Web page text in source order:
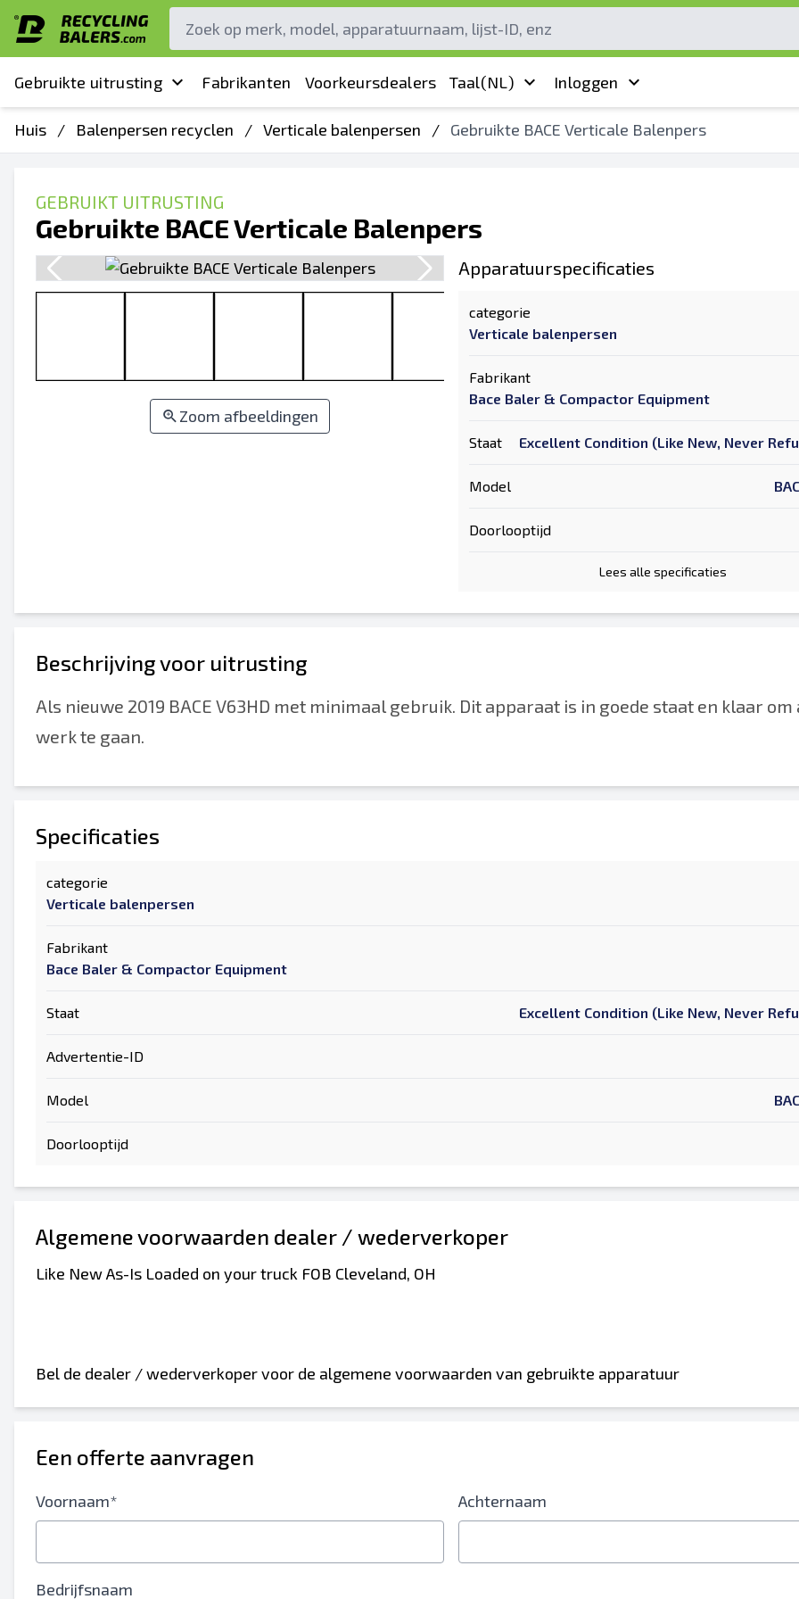
Gebruikte uitrusting Fabrikanten Voorkeursdealers Taal(NL) Inloggen
Huis / Balenpersen recyclen / Verticale balenpersen / Gebruikte BACE Verticale Balenpers
GEBRUIKT UITRUSTING
Gebruikte BACE Verticale Balenpers
Zoom afbeeldingen
Apparatuurspecificaties
categorie
Verticale balenpersen
Fabrikant
Bace Baler & Compactor Equipment
Staat Excellent Condition (Like New, Never
Model
Doorlooptijd
Lees alle specificaties
Beschrijving voor uitrusting
Als nieuwe 2019 BACE V63HD met minimaal gebruik. Dit apparaat is in goede staat en klaar om
werk te gaan.
Specificaties
categorie
Verticale balenpersen
Fabrikant
Bace Baler & Compactor Equipment
Staat Excellent Condition (Like New, Never
Advertentie-ID
Model
Doorlooptijd
Algemene voorwaarden dealer / wederverkoper
Like New As-Is Loaded on your truck FOB Cleveland, OH
Bel de dealer / wederverkoper voor de algemene voorwaarden van gebruikte apparatuur
Een offerte aanvragen
Voornaam* Achternaam
Bedrijfsnaam